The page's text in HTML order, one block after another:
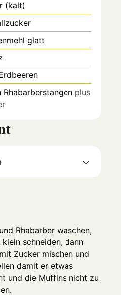
(kalt)
glatt
Erdbeeren
Rhabarberstangen plus
Rhabarber waschen,
schneiden, dann
Zucker mischen und
damit er etwas
und die Muffins nicht zu